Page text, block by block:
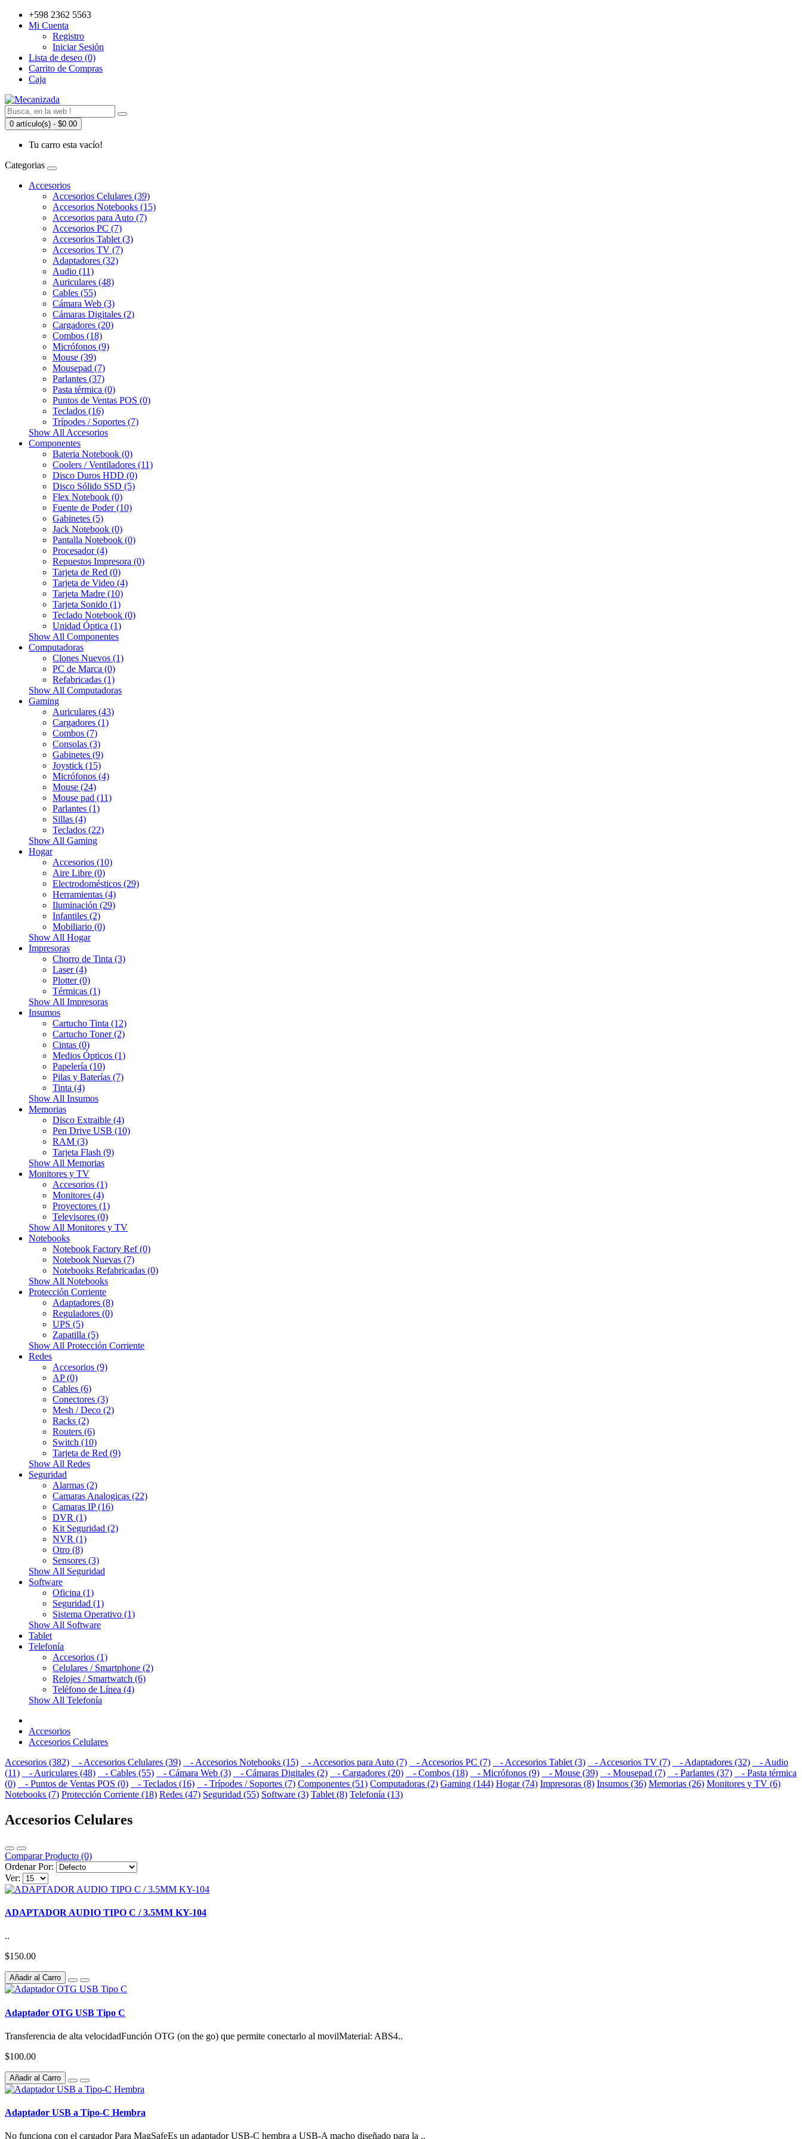
+598 2362 5563
Mi Cuenta
Registro
Iniciar Sesión
Lista de deseo (0)
Carrito de Compras
Caja
0 artículo(s) - $0.00
Tu carro esta vacío!
Categorias
Accesorios
Accesorios Celulares (39)
Accesorios Notebooks (15)
Accesorios para Auto (7)
Accesorios PC (7)
Accesorios Tablet (3)
Accesorios TV (7)
Adaptadores (32)
Audio (11)
Auriculares (48)
Cables (55)
Cámara Web (3)
Cámaras Digitales (2)
Cargadores (20)
Combos (18)
Micrófonos (9)
Mouse (39)
Mousepad (7)
Parlantes (37)
Pasta térmica (0)
Puntos de Ventas POS (0)
Teclados (16)
Trípodes / Soportes (7)
Show All Accesorios
Componentes
Bateria Notebook (0)
Coolers / Ventiladores (11)
Disco Duros HDD (0)
Disco Sólido SSD (5)
Flex Notebook (0)
Fuente de Poder (10)
Gabinetes (5)
Jack Notebook (0)
Pantalla Notebook (0)
Procesador (4)
Repuestos Impresora (0)
Tarjeta de Red (0)
Tarjeta de Video (4)
Tarjeta Madre (10)
Tarjeta Sonido (1)
Teclado Notebook (0)
Unidad Óptica (1)
Show All Componentes
Computadoras
Clones Nuevos (1)
PC de Marca (0)
Refabricadas (1)
Show All Computadoras
Gaming
Auriculares (43)
Cargadores (1)
Combos (7)
Consolas (3)
Gabinetes (9)
Joystick (15)
Micrófonos (4)
Mouse (24)
Mouse pad (11)
Parlantes (1)
Sillas (4)
Teclados (22)
Show All Gaming
Hogar
Accesorios (10)
Aire Libre (0)
Electrodomésticos (29)
Herramientas (4)
Iluminación (29)
Infantiles (2)
Mobiliario (0)
Show All Hogar
Impresoras
Chorro de Tinta (3)
Laser (4)
Plotter (0)
Térmicas (1)
Show All Impresoras
Insumos
Cartucho Tinta (12)
Cartucho Toner (2)
Cintas (0)
Medios Ópticos (1)
Papelería (10)
Pilas y Baterías (7)
Tinta (4)
Show All Insumos
Memorias
Disco Extraible (4)
Pen Drive USB (10)
RAM (3)
Tarjeta Flash (9)
Show All Memorias
Monitores y TV
Accesorios (1)
Monitores (4)
Proyectores (1)
Televisores (0)
Show All Monitores y TV
Notebooks
Notebook Factory Ref (0)
Notebook Nuevas (7)
Notebooks Refabricadas (0)
Show All Notebooks
Protección Corriente
Adaptadores (8)
Reguladores (0)
UPS (5)
Zapatilla (5)
Show All Protección Corriente
Redes
Accesorios (9)
AP (0)
Cables (6)
Conectores (3)
Mesh / Deco (2)
Racks (2)
Routers (6)
Switch (10)
Tarjeta de Red (9)
Show All Redes
Seguridad
Alarmas (2)
Camaras Analogicas (22)
Camaras IP (16)
DVR (1)
Kit Seguridad (2)
NVR (1)
Otro (8)
Sensores (3)
Show All Seguridad
Software
Oficina (1)
Seguridad (1)
Sistema Operativo (1)
Show All Software
Tablet
Telefonía
Accesorios (1)
Celulares / Smartphone (2)
Relojes / Smartwatch (6)
Teléfono de Línea (4)
Show All Telefonía
Accesorios
Accesorios Celulares
Accesorios (382)
- Accesorios Celulares (39) - Accesorios Notebooks (15) - Accesorios para Auto (7) - Accesorios PC (7) - Accesorios Tablet (3) - Accesorios TV (7) - Adaptadores (32)
- Audio
(11)
- Auriculares (48) - Cables (55) - Cámara Web (3) - Cámaras Digitales (2) - Cargadores (20) - Combos (18) - Micrófonos (9) - Mouse (39) - Mousepad (7) - Parlantes (37)
- Pasta térmica
(0)
- Puntos de Ventas POS (0) - Teclados (16) - Trípodes / Soportes (7) Componentes (51) Computadoras (2) Gaming (144) Hogar (74) Impresoras (8) Insumos (36) Memorias (26) Monitores y TV (6)
Notebooks (7) Protección Corriente (18) Redes (47) Seguridad (55) Software (3) Tablet (8) Telefonía (13)
Accesorios Celulares
Comparar Producto (0)
Ordenar Por:
Ver:
ADAPTADOR AUDIO TIPO C / 3.5MM KY-104
..
$150.00
Añadir al Carro
Adaptador OTG USB Tipo C
Transferencia de alta velocidadFunción OTG (on the go) que permite conectarlo al movilMaterial: ABS4..
$100.00
Añadir al Carro
Adaptador USB a Tipo-C Hembra
No funciona con el cargador Para MagSafeEs un adaptador USB-C hembra a USB-A macho diseñado para la ..